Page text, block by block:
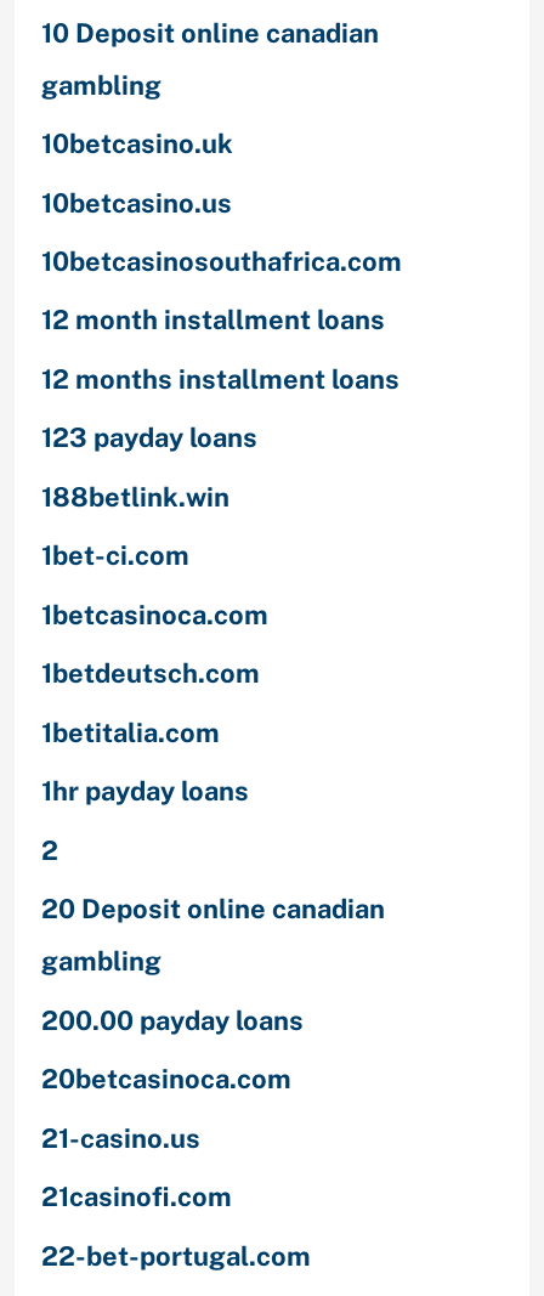
10 Deposit online canadian
gambling
10betcasino.uk
10betcasino.us
10betcasinosouthafrica.com
12 month installment loans
12 months installment loans
123 payday loans
188betlink.win
1bet-ci.com
1betcasinoca.com
1betdeutsch.com
1betitalia.com
1hr payday loans
2
20 Deposit online canadian
gambling
200.00 payday loans
20betcasinoca.com
21-casino.us
21casinofi.com
22-bet-portugal.com